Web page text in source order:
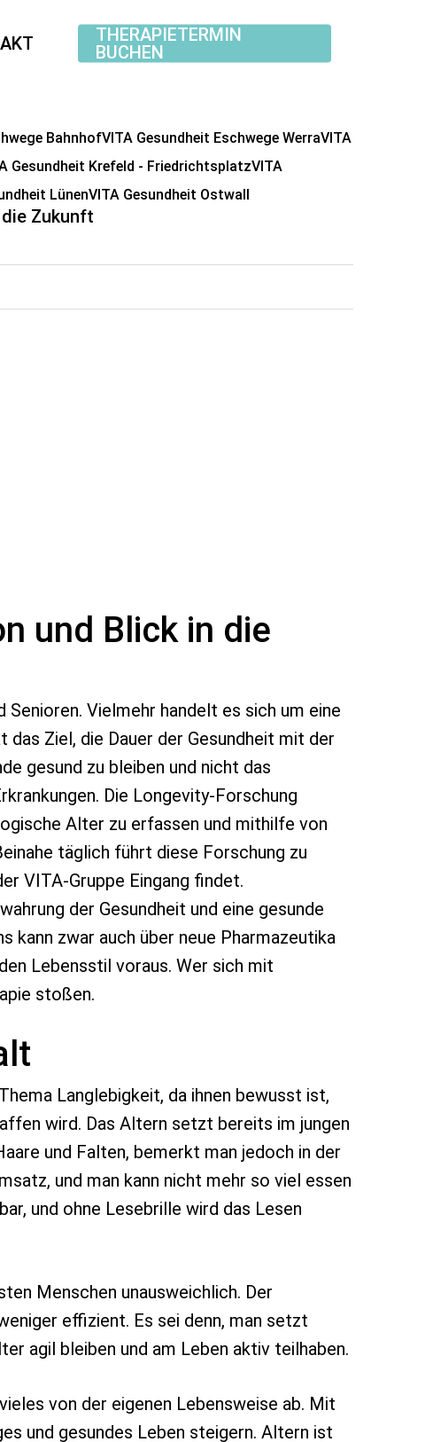
THERAPIETERMIN
BUCHEN
BahnhofVITA Gesundheit Eschwege WerraVITA
Gesundheit Krefeld - FriedrichtsplatzVITA
LünenVITA Gesundheit Ostwall
Zukunft
und Blick in die
Vielmehr handelt es sich um eine
Ziel, die Dauer der Gesundheit mit der
gesund zu bleiben und nicht das
Die Longevity-Forschung
Alter zu erfassen und mithilfe von
täglich führt diese Forschung zu
VITA-Gruppe Eingang findet.
der Gesundheit und eine gesunde
kann zwar auch über neue Pharmazeutika
Lebensstil voraus. Wer sich mit
stoßen.
Langlebigkeit, da ihnen bewusst ist,
wird. Das Altern setzt bereits im jungen
und Falten, bemerkt man jedoch in der
und man kann nicht mehr so viel essen
und ohne Lesebrille wird das Lesen
Menschen unausweichlich. Der
effizient. Es sei denn, man setzt
agil bleiben und am Leben aktiv teilhaben.
von der eigenen Lebensweise ab. Mit
und gesundes Leben steigern. Altern ist